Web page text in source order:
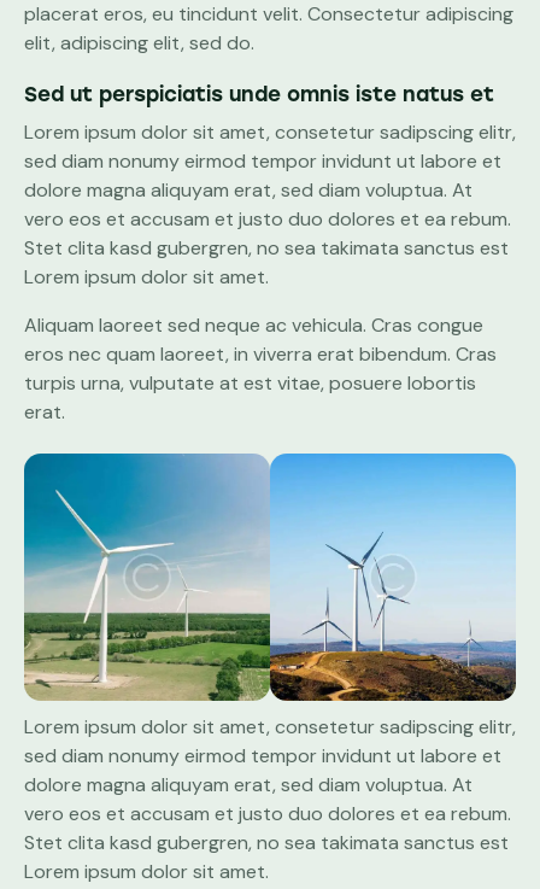
placerat eros, eu tincidunt velit. Consectetur adipiscing
elit, adipiscing elit, sed do.
Sed ut perspiciatis unde omnis iste natus et
Lorem ipsum dolor sit amet, consetetur sadipscing elitr,
sed diam nonumy eirmod tempor invidunt ut labore et
dolore magna aliquyam erat, sed diam voluptua. At
vero eos et accusam et justo duo dolores et ea rebum.
Stet clita kasd gubergren, no sea takimata sanctus est
Lorem ipsum dolor sit amet.
Aliquam laoreet sed neque ac vehicula. Cras congue
eros nec quam laoreet, in viverra erat bibendum. Cras
turpis urna, vulputate at est vitae, posuere lobortis
erat.
Lorem ipsum dolor sit amet, consetetur sadipscing elitr,
sed diam nonumy eirmod tempor invidunt ut labore et
dolore magna aliquyam erat, sed diam voluptua. At
vero eos et accusam et justo duo dolores et ea rebum.
Stet clita kasd gubergren, no sea takimata sanctus est
Lorem ipsum dolor sit amet.